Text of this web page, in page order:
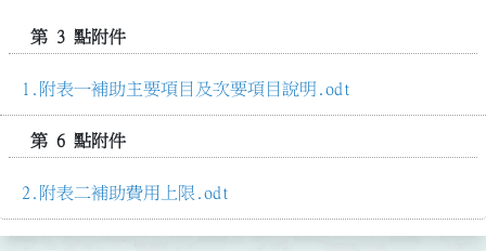
第 3 點附件
附表一補助主要項目及次要項目說明.odt
第 6 點附件
附表二補助費用上限.odt